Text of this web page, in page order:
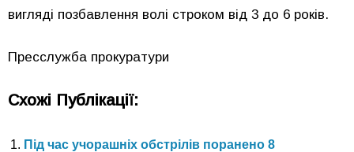
вигляді позбавлення волі строком від 3 до 6 років.
Пресслужба прокуратури
Схожі Публікації:
Під час учорашніх обстрілів поранено 8